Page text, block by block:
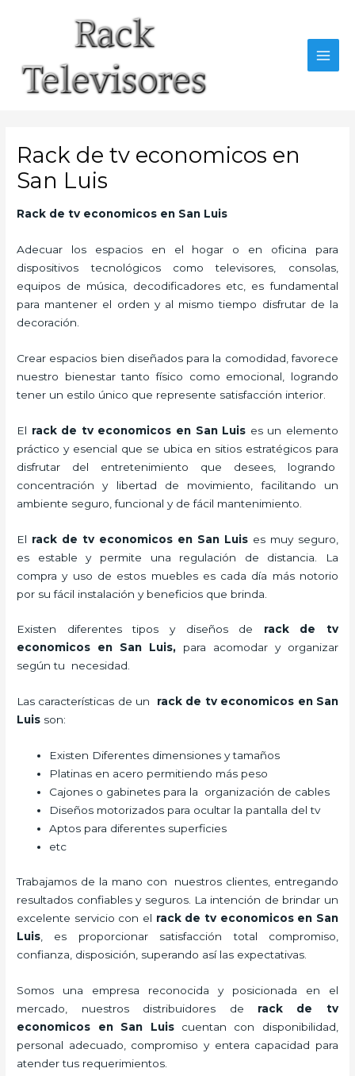
Rack de tv economicos en
San Luis
Rack de tv economicos en San Luis
Adecuar los espacios en el hogar o en oficina para
dispositivos tecnológicos como televisores, consolas,
equipos de música, decodificadores etc, es fundamental
para mantener el orden y al mismo tiempo disfrutar de la
decoración.
Crear espacios bien diseñados para la comodidad, favorece
nuestro bienestar tanto físico como emocional, logrando
tener un estilo único que represente satisfacción interior.
El rack de tv economicos en San Luis es un elemento
práctico y esencial que se ubica en sitios estratégicos para
disfrutar del entretenimiento que desees, logrando
concentración y libertad de movimiento, facilitando un
ambiente seguro, funcional y de fácil mantenimiento.
El rack de tv economicos en San Luis es muy seguro,
es estable y permite una regulación de distancia. La
compra y uso de estos muebles es cada día más notorio
por su fácil instalación y beneficios que brinda.
Existen diferentes tipos y diseños de rack de tv
economicos en San Luis, para acomodar y organizar
según tu necesidad.
Las características de un rack de tv economicos en San
Luis son:
Existen Diferentes dimensiones y tamaños
Platinas en acero permitiendo más peso
Cajones o gabinetes para la organización de cables
Diseños motorizados para ocultar la pantalla del tv
Aptos para diferentes superficies
etc
Trabajamos de la mano con nuestros clientes, entregando
resultados confiables y seguros. La intención de brindar un
excelente servicio con el rack de tv economicos en San
Luis , es proporcionar satisfacción total compromiso,
confianza, disposición, superando así las expectativas.
Somos una empresa reconocida y posicionada en el
mercado, nuestros distribuidores de rack de tv
economicos en San Luis cuentan con disponibilidad,
personal adecuado, compromiso y entera capacidad para
atender tus requerimientos.